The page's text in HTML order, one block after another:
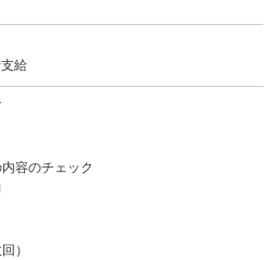
給
容のチェック
）